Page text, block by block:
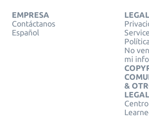
EMPRESA
Contáctanos
Español
LEGAL
No
mi
&